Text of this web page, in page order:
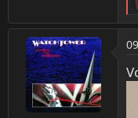
R
e
a
k
t
i